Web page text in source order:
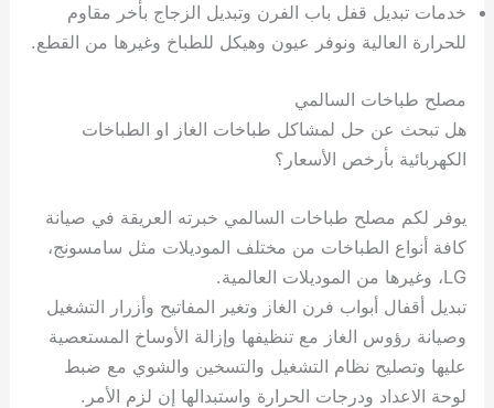
خدمات تبديل قفل باب الفرن وتبديل الزجاج بأخر مقاوم
للحرارة العالية ونوفر عيون وهيكل للطباخ وغيرها من القطع.
مصلح طباخات السالمي
هل تبحث عن حل لمشاكل طباخات الغاز او الطباخات
الكهربائية بأرخص الأسعار؟
يوفر لكم مصلح طباخات السالمي خبرته العريقة في صيانة
كافة أنواع الطباخات من مختلف الموديلات مثل سامسونج،
LG، وغيرها من الموديلات العالمية.
تبديل أقفال أبواب فرن الغاز وتغير المفاتيح وأزرار التشغيل
وصيانة رؤوس الغاز مع تنظيفها وإزالة الأوساخ المستعصية
عليها وتصليح نظام التشغيل والتسخين والشوي مع ضبط
لوحة الاعداد ودرجات الحرارة واستبدالها إن لزم الأمر.